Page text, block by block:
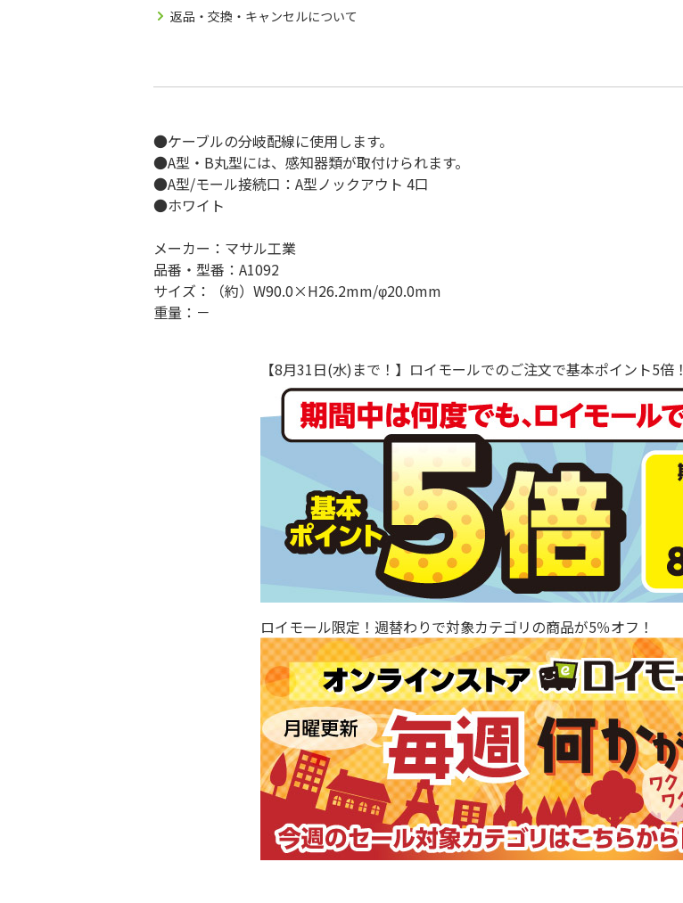
返品・交換・キャンセルについて
●ケーブルの分岐配線に使用します。
●A型・B丸型には、感知器類が取付けられます。
●A型/モール接続口：A型ノックアウト 4口
●ホワイト
メーカー：マサル工業
品番・型番：A1092
サイズ：（約）W90.0×H26.2mm/φ20.0mm
重量：－
【8月31日(水)まで！】ロイモールでのご注文で基本ポイント5倍！
ロイモール限定！週替わりで対象カテゴリの商品が5％オフ！